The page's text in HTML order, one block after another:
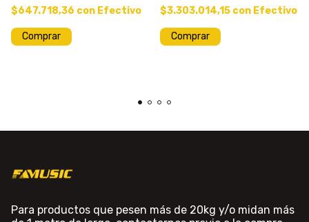
$647.718,36 con Efectivo
Comprar
$3.303.014,15 con Efectivo
Comprar
Para productos que pesen más de 20kg y/o midan más